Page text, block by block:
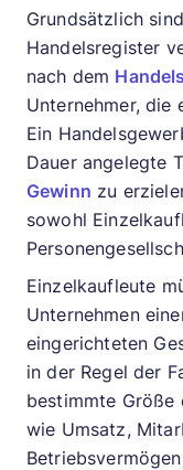
Grundsätzlich
Handelsregister
nach dem
Unternehmer, die
Ein
Dauer angelegte
Gewinn zu
sowohl
Einzelkaufleute
Unternehmen
eingerichteten
in der Regel der
bestimmte Größe
wie Umsatz,